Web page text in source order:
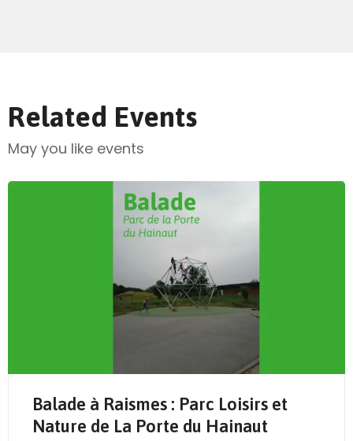
Related Events
May you like events
Balade à Raismes : Parc Loisirs et
Nature de La Porte du Hainaut